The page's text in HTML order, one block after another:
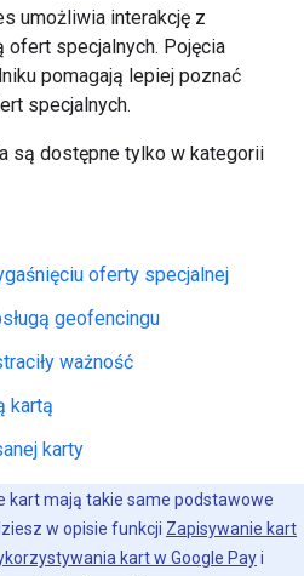
umożliwia interakcję z
ofert specjalnych. Pojęcia
pomagają lepiej poznać
specjalnych.
są dostępne tylko w kategorii
oferty specjalnej
geofencingu
ważność
kartą
karty
kart mają takie same podstawowe
w opisie funkcji Zapisywanie kart
kart w Google Payi